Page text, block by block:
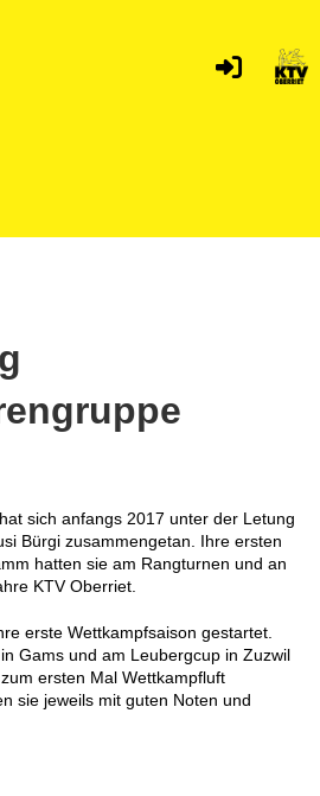
sich anfangs 2017 unter der Letung
Bürgi zusammengetan. Ihre ersten
hatten sie am Rangturnen und an
KTV Oberriet.
erste Wettkampfsaison gestartet.
Gams und am Leubergcup in Zuzwil
ersten Mal Wettkampfluft
sie jeweils mit guten Noten und